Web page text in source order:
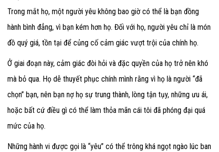
Trong mắt họ, một người yêu không bao giờ có thể là bạn đồng
hành bình đẳng, vì bạn kém hơn họ. Đối với họ, người yêu chỉ là món
đồ quý giá, tồn tại để củng cố cảm giác vượt trội của chính họ.
Ở giai đoạn này, cảm giác đòi hỏi và đặc quyền của họ trở nên khó
mà bỏ qua. Họ dễ thuyết phục chính mình rằng vì họ là người “đã
chọn” bạn, nên bạn nợ họ sự trung thành, lòng tận tụy, những ưu ái,
hoặc bất cứ điều gì có thể làm thỏa mãn cái tôi đã phóng đại quá
mức của họ.
Những hành vi được gọi là “yêu” có thể trông khá ngọt ngào lúc ban